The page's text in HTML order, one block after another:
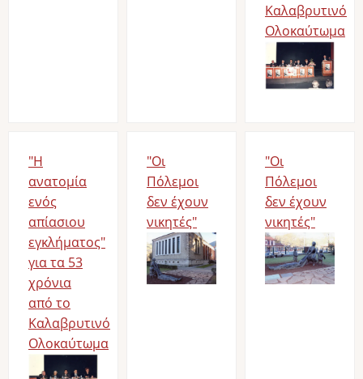
Καλαβρυτινό
Ολοκαύτωμα
Image
"Η
ανατομία
ενός
απίασιου
εγκλήματος"
για τα 53
χρόνια
από το
Καλαβρυτινό
Ολοκαύτωμα
"Οι
Πόλεμοι
δεν έχουν
νικητές"
Image
"Οι
Πόλεμοι
δεν έχουν
νικητές"
Image